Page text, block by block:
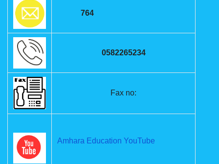
764
0582265234
Fax no:
Amhara Education YouTube